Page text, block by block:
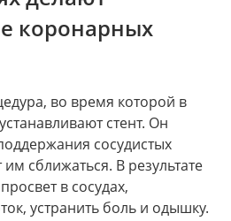
коронарных
во время которой в
стент. Он
сосудистых
сближаться. В результате
в сосудах,
устранить боль и одышку.